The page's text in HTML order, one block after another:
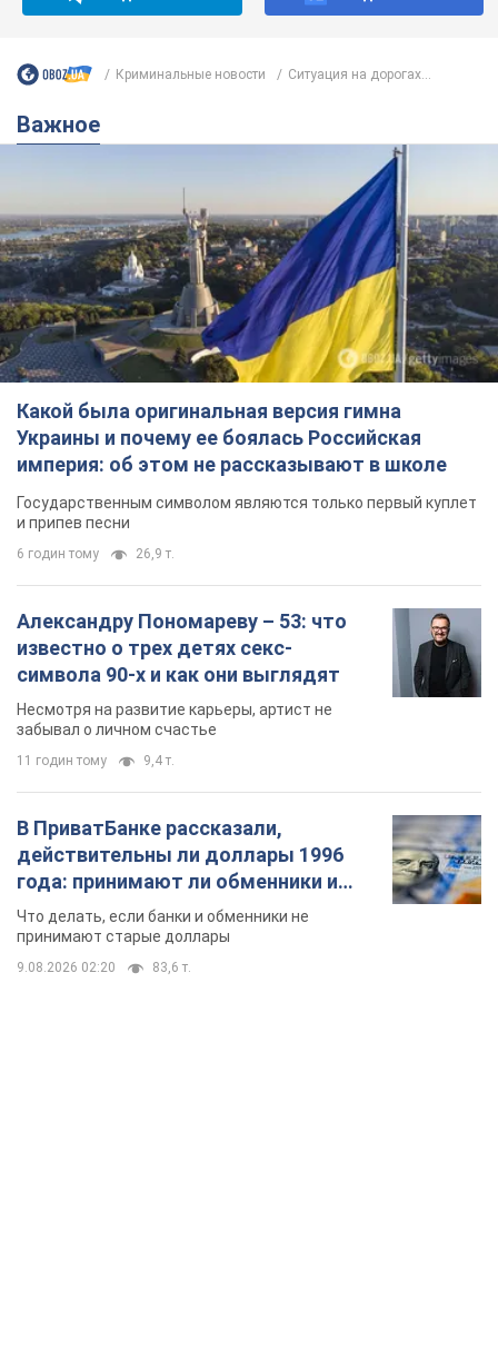
Какой была оригинальная версия гимна
Украины и почему ее боялась Российская
империя: об этом не рассказывают в школе
Государственным символом являются только первый куплет
и припев песни
6 годин тому 26,9 т.
Александру Пономареву – 53: что
известно о трех детях секс-
символа 90-х и как они выглядят
забывал о личном счастье
действительны ли доллары 1996
года: принимают ли обменники и
банки такие купюры
принимают старые доллары